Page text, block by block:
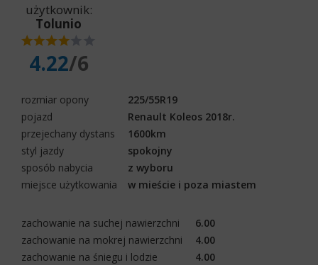
użytkownik:
Tolunio
4.22/6
rozmiar opony
225/55R19
pojazd
Renault Koleos 2018r.
przejechany dystans
1600km
styl jazdy
spokojny
sposób nabycia
z wyboru
miejsce użytkowania
w mieście i poza miastem
zachowanie na suchej nawierzchni
6.00
zachowanie na mokrej nawierzchni
4.00
zachowanie na śniegu i lodzie
4.00